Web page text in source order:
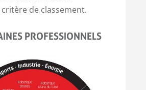
de classement.
PROFESSIONNELS